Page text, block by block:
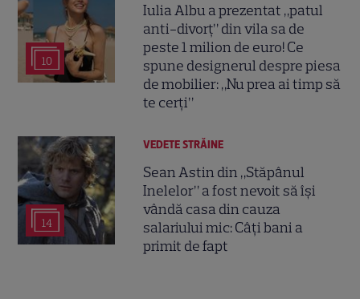
10
Iulia Albu a prezentat „patul
anti-divorț” din vila sa de
peste 1 milion de euro! Ce
spune designerul despre piesa
de mobilier: „Nu prea ai timp să
te cerți”
14
VEDETE STRĂINE
Sean Astin din „Stăpânul
Inelelor” a fost nevoit să își
vândă casa din cauza
salariului mic: Câți bani a
primit de fapt